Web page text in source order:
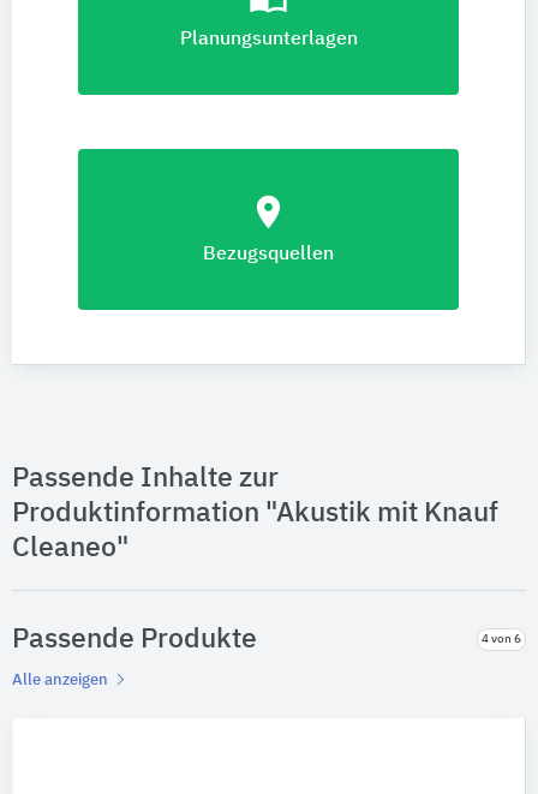
Planungsunterlagen
location_on
Bezugsquellen
Passende Inhalte zur
Produktinformation "Akustik mit Knauf
Cleaneo"
Passende Produkte 4 von 6
Alle anzeigen